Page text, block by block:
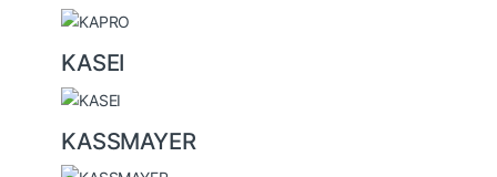
KASEI
KASSMAYER